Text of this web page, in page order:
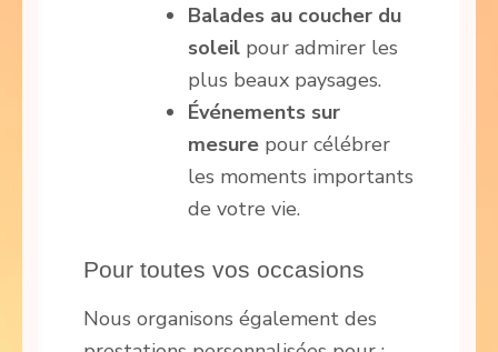
Balades au coucher du
soleil pour admirer les
plus beaux paysages.
Événements sur
mesure pour célébrer
les moments importants
de votre vie.
Pour toutes vos occasions
Nous organisons également des